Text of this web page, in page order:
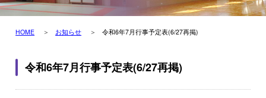
HOME お知らせ 令和6年7月行事予定表(6/27再掲)
令和6年7月行事予定表(6/27再掲)